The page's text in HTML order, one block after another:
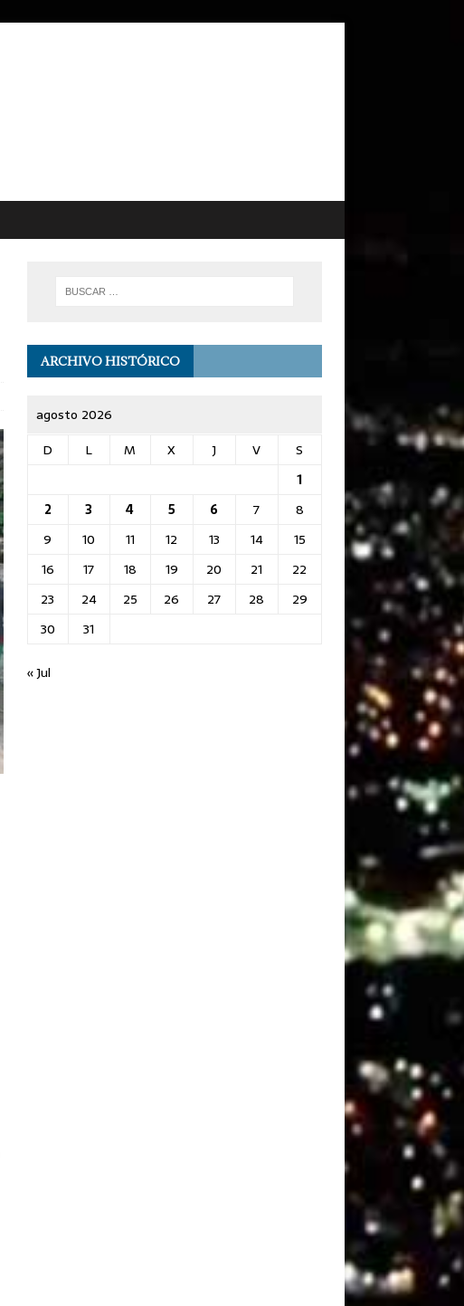
ARCHIVO HISTÓRICO
agosto 2026
D
L M X J V
S
1
2
3 4 5 6 7
8
9
10 11 12 13 14
15
16
17 18 19 20 21
22
23
24 25 26 27 28
29
30
31
« Jul